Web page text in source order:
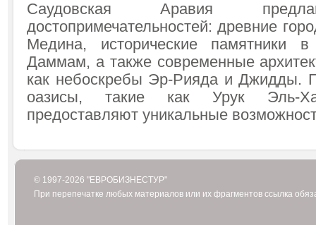
Саудовская Аравия
достопримечательностей: древние
Медина, исторические
Даммам, а также современные
как небоскребы Эр-Рияда и Джидды.
оазисы, такие как Урук Эль-
предоставляют уникальные
© 1997-2026 "ЕВРОБИЗНЕСТУР"
При перепечатке любых материалов или их фрагментов ссылка